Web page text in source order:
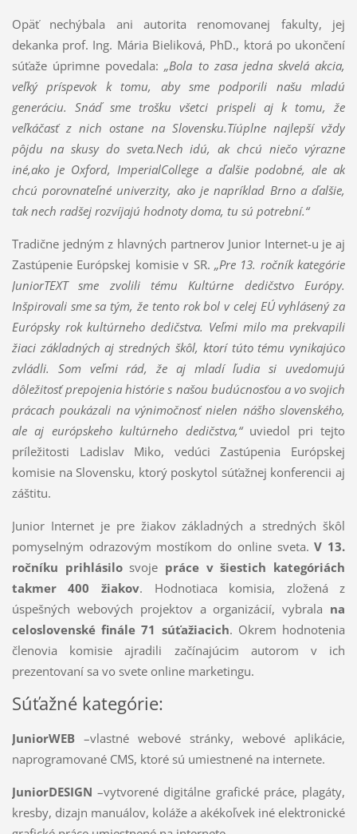
Opäť nechýbala ani autorita renomovanej fakulty, jej
dekanka prof. Ing. Mária Bieliková, PhD., ktorá po ukončení
súťaže úprimne povedala: „Bola to zasa jedna skvelá akcia,
veľký príspevok k tomu, aby sme podporili našu mladú
generáciu. Snáď sme trošku všetci prispeli aj k tomu, že
veľkáčasť z nich ostane na Slovensku.Tíúplne najlepší vždy
pôjdu na skusy do sveta.Nech idú, ak chcú niečo výrazne
iné,ako je Oxford, ImperialCollege a ďalšie podobné, ale ak
chcú porovnateľné univerzity, ako je napríklad Brno a ďalšie,
tak nech radšej rozvíjajú hodnoty doma, tu sú potrební.“
Tradične jedným z hlavných partnerov Junior Internet-u je aj
Zastúpenie Európskej komisie v SR. „Pre 13. ročník kategórie
JuniorTEXT sme zvolili tému Kultúrne dedičstvo Európy.
Inšpirovali sme sa tým, že tento rok bol v celej EÚ vyhlásený za
Európsky rok kultúrneho dedičstva. Veľmi milo ma prekvapili
žiaci základných aj stredných škôl, ktorí túto tému vynikajúco
zvládli. Som veľmi rád, že aj mladí ľudia si uvedomujú
dôležitosť prepojenia histórie s našou budúcnosťou a vo svojich
prácach poukázali na výnimočnosť nielen nášho slovenského,
ale aj európskeho kultúrneho dedičstva,“uviedol pri tejto
príležitosti Ladislav Miko, vedúci Zastúpenia Európskej
komisie na Slovensku, ktorý poskytol súťažnej konferencii aj
záštitu.
Junior Internet je pre žiakov základných a stredných škôl
pomyselným odrazovým mostíkom do online sveta.V 13.
ročníku prihlásilosvoje práce v šiestich kategóriách
takmer 400 žiakov. Hodnotiaca komisia, zložená z
úspešných webových projektov a organizácií, vybrala na
celoslovenské finále 71 súťažiacich. Okrem hodnotenia
členovia komisie ajradili začínajúcim autorom v ich
prezentovaní sa vo svete online marketingu.
Súťažné kategórie:
JuniorWEB–vlastné webové stránky, webové aplikácie,
naprogramované CMS, ktoré sú umiestnené na internete.
JuniorDESIGN –vytvorené digitálne grafické práce, plagáty,
kresby, dizajn manuálov, koláže a akékoľvek iné elektronické